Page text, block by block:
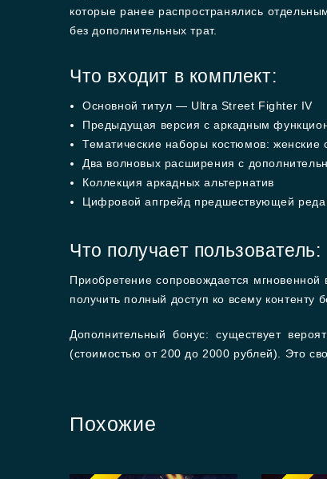
которые ранее распространялись
без дополнительных трат.
Что входит в комплект:
Основной титул — Ultra Street Fighter IV
Предыдущая версия с аркадным
Тематические наборы костюмов:
Два волновых расширения с
Коллекция аркадных альтернатив
Цифровой апгрейд предшествующей
Что получает пользователь:
Приобретение сопровождается
получить полный доступ ко всему контенту
Дополнительный бонус: существует
(стоимостью от 200 до 2000 рублей). Это
Похожие